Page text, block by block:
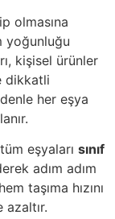
olmasına
yoğunluğu
kişisel ürünler
dikkatli
her eşya
eşyaları sınıf
adım adım
taşıma hızını